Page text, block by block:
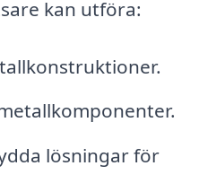
kan utföra:
lösningar för